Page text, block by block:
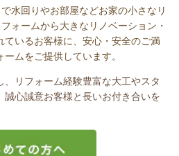
で水回りやお部屋などお家の小さなリ
フォームから大きなリノベーション・
ているお客様に、安心・安全のご満
ムをご提供しています。
リフォーム経験豊富な大工やスタ
誠心誠意お客様と長いお付き合いを